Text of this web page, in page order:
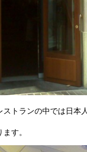
トランの中では日本
す。